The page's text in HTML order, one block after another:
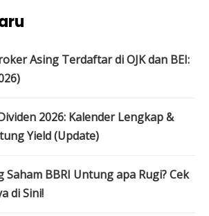
Asing Terdaftar di OJK dan BEI:
2026: Kalender Lengkap &
Yield (Update)
Saham BBRI Untung apa Rugi? Cek
di Sini!